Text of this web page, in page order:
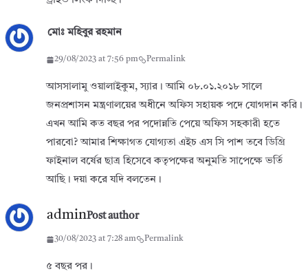
মোঃ মহিবুর রহমান
29/08/2023 at 7:56 pm Permalink
আসসালামু ওয়ালাইকুম, স্যার। আমি ০৮.০১.২০১৮ সালে
জনপ্রশাসন মন্ত্রণালয়ের অধীনে অফিস সহায়ক পদে যোগদান করি।
এখন আমি কত বছর পর পদোন্নতি পেয়ে অফিস সহকারী হতে
পারবো? আমার শিক্ষাগত যোগ্যতা এইচ এস সি পাশ তবে ডিগ্রি
ফাইনাল বর্ষের ছাত্র হিসেবে কতৃপক্ষের অনুমতি সাপেক্ষে ভর্তি
আছি। দয়া করে যদি বলতেন।
adminPost author
30/08/2023 at 7:28 am Permalink
৫ বছর পর।